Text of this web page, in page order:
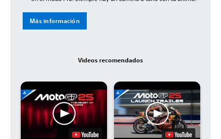
Más información
Videos recomendados